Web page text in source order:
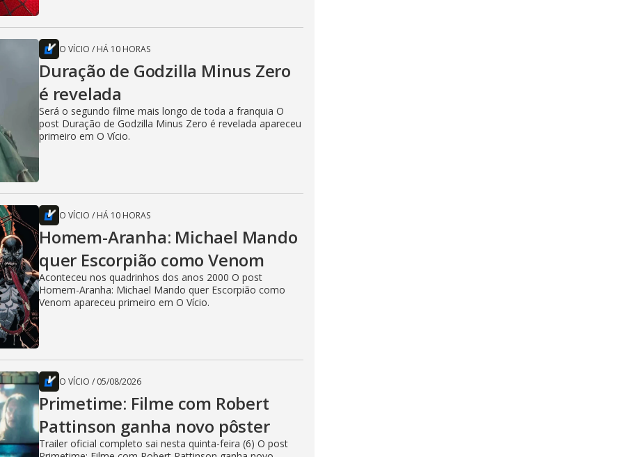
O VÍCIO / HÁ 10 HORAS
Duração de Godzilla Minus Zero
é revelada
Será o segundo filme mais longo de toda a franquia O
post Duração de Godzilla Minus Zero é revelada apareceu
primeiro em O Vício.
O VÍCIO / HÁ 10 HORAS
Homem-Aranha: Michael Mando
quer Escorpião como Venom
Aconteceu nos quadrinhos dos anos 2000 O post
Homem-Aranha: Michael Mando quer Escorpião como
Venom apareceu primeiro em O Vício.
O VÍCIO / 05/08/2026
Primetime: Filme com Robert
Pattinson ganha novo pôster
Trailer oficial completo sai nesta quinta-feira (6) O post